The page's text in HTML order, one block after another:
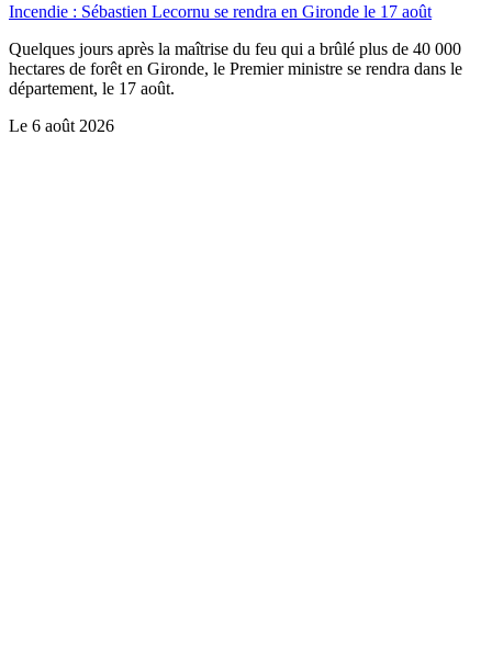
Incendie : Sébastien Lecornu se rendra en Gironde le 17 août
Quelques jours après la maîtrise du feu qui a brûlé plus de 40 000
hectares de forêt en Gironde, le Premier ministre se rendra dans le
département, le 17 août.
Le 6 août 2026